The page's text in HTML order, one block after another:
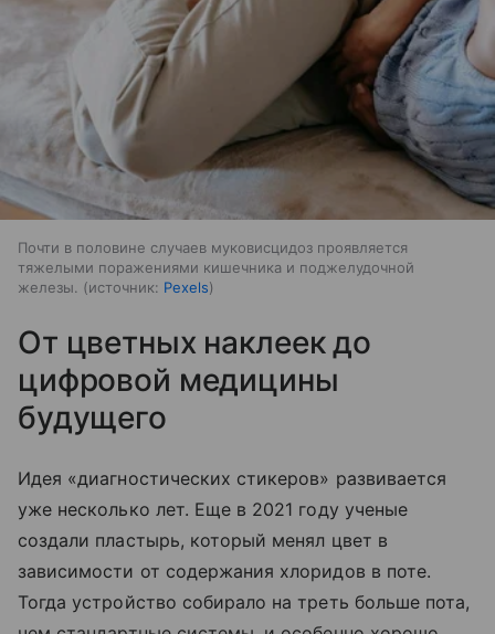
Почти в половине случаев муковисцидоз проявляется
тяжелыми поражениями кишечника и поджелудочной
железы.
источник: Pexels
От цветных наклеек до
цифровой медицины
будущего
Идея «диагностических стикеров» развивается
уже несколько лет. Еще в 2021 году ученые
создали пластырь, который менял цвет в
зависимости от содержания хлоридов в поте.
Тогда устройство собирало на треть больше пота,